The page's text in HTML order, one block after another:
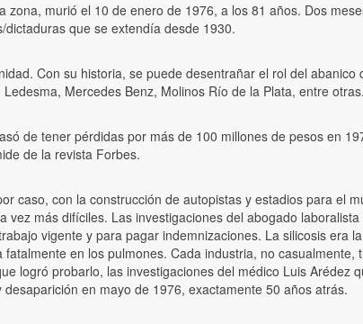
murió el 10 de enero de 1976, a los 81 años. Dos
que se extendía desde 1930.
Con su historia, se puede desentrañar el rol del
Mercedes Benz, Molinos Río de la Plata, entre otras.
de tener pérdidas por más de 100 millones de pesos en
de la revista Forbes.
con la construcción de autopistas y estadios para el
más difíciles. Las investigaciones del abogado laboralista
vigente y para pagar indemnizaciones. La silicosis era
en los pulmones. Cada industria, no
logró probarlo, las investigaciones del médico Luis Arédez
en mayo de 1976, exactamente 50 años atrás.